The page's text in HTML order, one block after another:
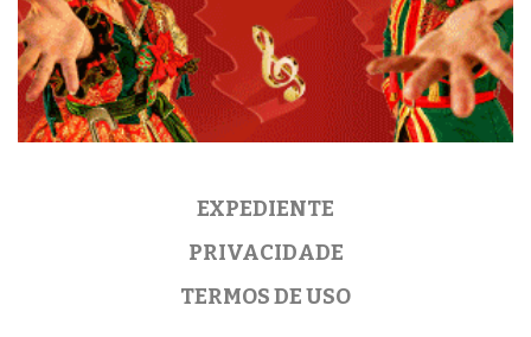
EXPEDIENTE
PRIVACIDADE
TERMOS DE USO